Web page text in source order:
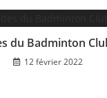
du Badminton
12 février 2022